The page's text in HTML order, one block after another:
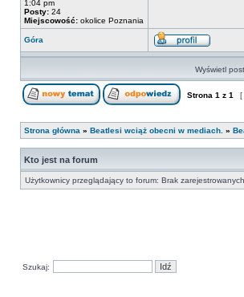
1:04 pm
Posty: 24
Miejscowość: okolice Poznania
Góra
Wyświetl
Strona 1 z 1 [
Strona główna » Beatlesi wciąż obecni w mediach. »
Kto jest na forum
Użytkownicy przeglądający to forum: Brak
Szukaj: